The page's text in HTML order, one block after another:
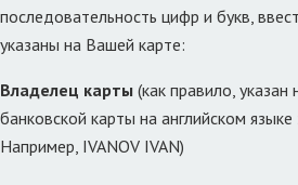
последовательность цифр и букв,
указаны на Вашей карте:
Владелец карты (как правило,
банковской карты на английском
Например, IVANOV IVAN)